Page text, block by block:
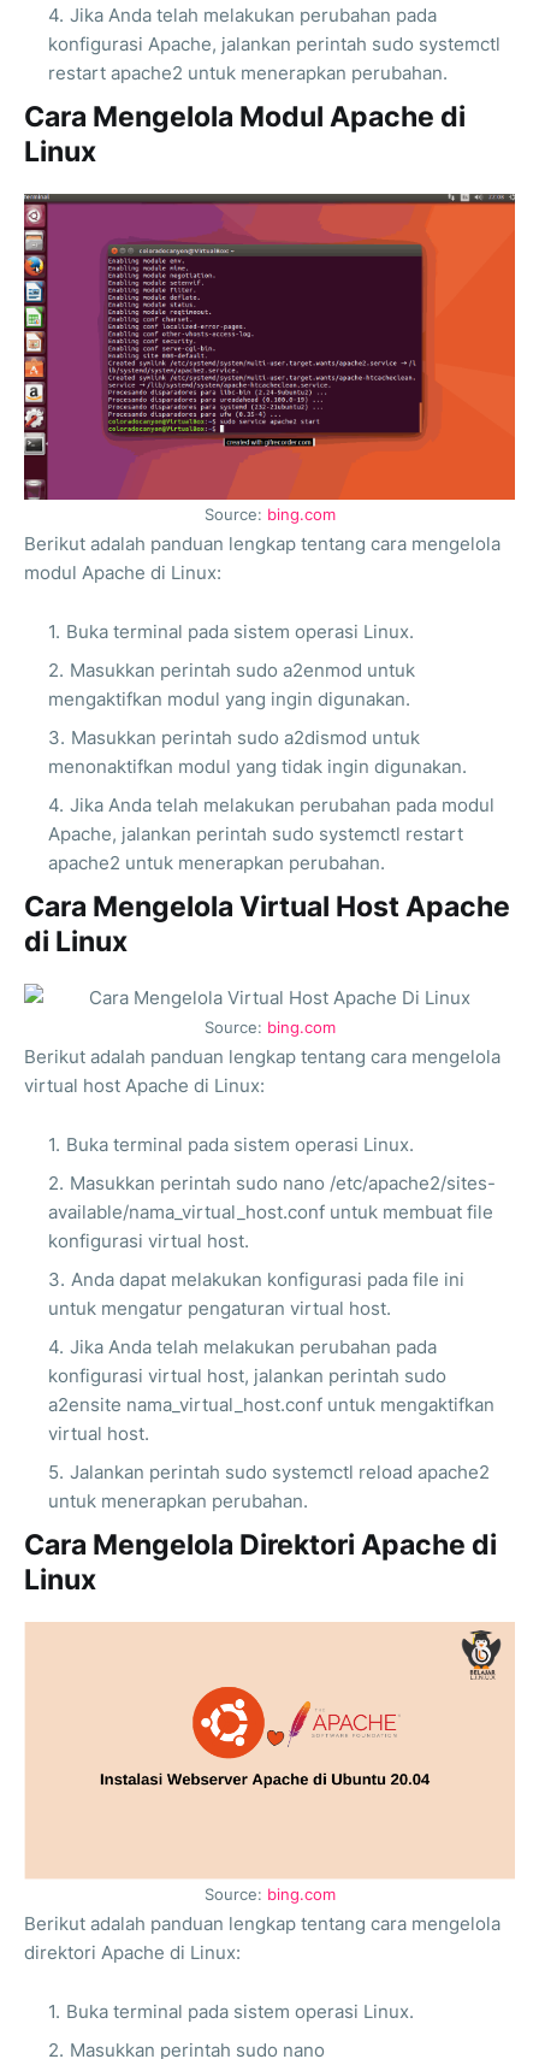
Jika Anda telah melakukan perubahan pada
konfigurasi Apache, jalankan perintah sudo systemctl
restart apache2 untuk menerapkan perubahan.
Cara Mengelola Modul Apache di
Linux
Source: bing.com
Berikut adalah panduan lengkap tentang cara mengelola
modul Apache di Linux:
Buka terminal pada sistem operasi Linux.
Masukkan perintah sudo a2enmod untuk
mengaktifkan modul yang ingin digunakan.
Masukkan perintah sudo a2dismod untuk
menonaktifkan modul yang tidak ingin digunakan.
Jika Anda telah melakukan perubahan pada modul
Apache, jalankan perintah sudo systemctl restart
apache2 untuk menerapkan perubahan.
Cara Mengelola Virtual Host Apache
di Linux
Source: bing.com
Berikut adalah panduan lengkap tentang cara mengelola
virtual host Apache di Linux:
Buka terminal pada sistem operasi Linux.
Masukkan perintah sudo nano /etc/apache2/sites-
available/nama_virtual_host.conf untuk membuat file
konfigurasi virtual host.
Anda dapat melakukan konfigurasi pada file ini
untuk mengatur pengaturan virtual host.
Jika Anda telah melakukan perubahan pada
konfigurasi virtual host, jalankan perintah sudo
a2ensite nama_virtual_host.conf untuk mengaktifkan
virtual host.
Jalankan perintah sudo systemctl reload apache2
untuk menerapkan perubahan.
Cara Mengelola Direktori Apache di
Linux
Source: bing.com
Berikut adalah panduan lengkap tentang cara mengelola
direktori Apache di Linux:
Buka terminal pada sistem operasi Linux.
Masukkan perintah sudo nano